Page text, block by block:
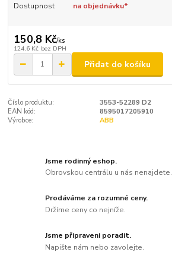
Dostupnost na objednávku*
150,8 Kč/ks
124,6 Kč bez DPH
Přidat do košíku
Číslo produktu:
3553-52289 D2
EAN kód:
8595017205910
Výrobce:
ABB
Jsme rodinný eshop.
Obrovskou centrálu u nás nenajdete.
Prodáváme za rozumné ceny.
Držíme ceny co nejníže.
Jsme připraveni poradit.
Napište nám nebo zavolejte.